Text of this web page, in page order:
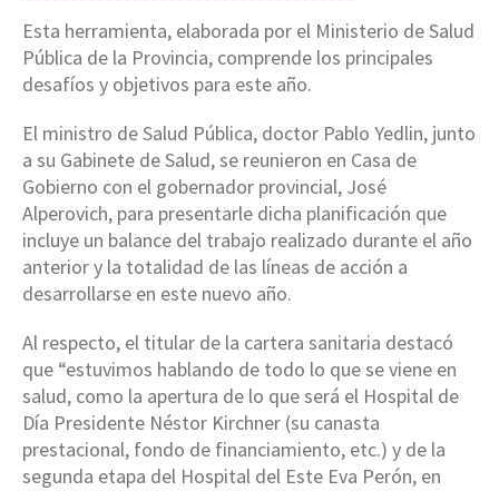
Esta herramienta, elaborada por el Ministerio de Salud
Pública de la Provincia, comprende los principales
desafíos y objetivos para este año.
El ministro de Salud Pública, doctor Pablo Yedlin, junto
a su Gabinete de Salud, se reunieron en Casa de
Gobierno con el gobernador provincial, José
Alperovich, para presentarle dicha planificación que
incluye un balance del trabajo realizado durante el año
anterior y la totalidad de las líneas de acción a
desarrollarse en este nuevo año.
Al respecto, el titular de la cartera sanitaria destacó
que “estuvimos hablando de todo lo que se viene en
salud, como la apertura de lo que será el Hospital de
Día Presidente Néstor Kirchner (su canasta
prestacional, fondo de financiamiento, etc.) y de la
segunda etapa del Hospital del Este Eva Perón, en